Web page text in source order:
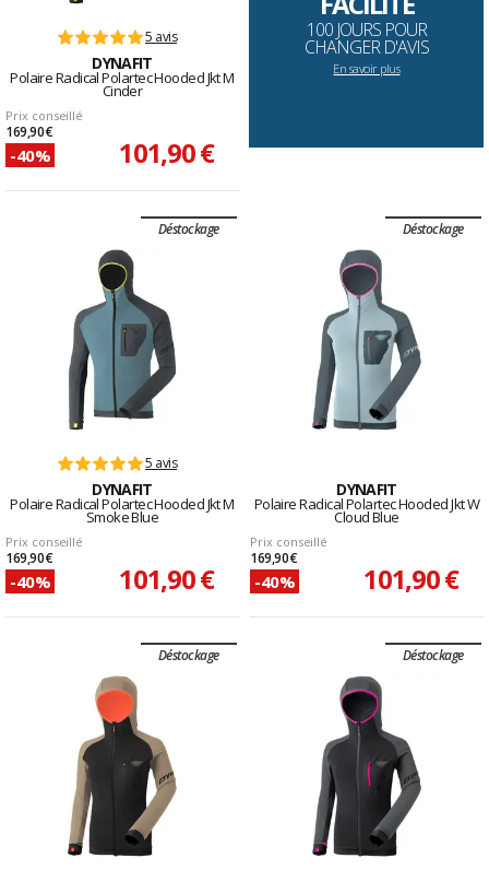
5 avis
DYNAFIT
Polaire Radical Polartec Hooded Jkt M
Cinder
Prix conseillé
169,90 €
-40% 101,90 €
100 JOURS POUR
CHANGER D'AVIS
En savoir plus
Déstockage
5 avis
DYNAFIT
Polaire Radical Polartec Hooded Jkt M
Smoke Blue
Prix conseillé
169,90 €
-40% 101,90 €
Déstockage
DYNAFIT
Polaire Radical Polartec Hooded Jkt W
Cloud Blue
Prix conseillé
169,90 €
-40% 101,90 €
Déstockage Déstockage